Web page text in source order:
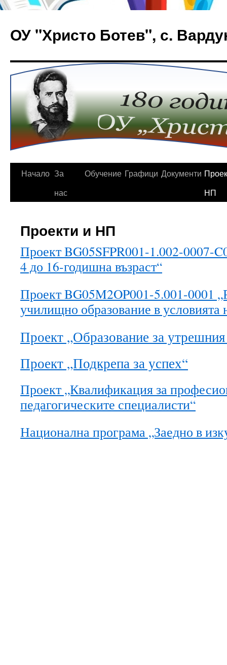
ОУ "Христо Ботев", с.
Начало За
нас
Обучение Графици Документи
НП
Проекти и НП
Проект BG05SFPR001-1.002-0007-
4 до 16-годишна възраст“
Проект BG05M2OP001-5.001-0001
училищно образование в условията
Проект „Образование за
Проект „Подкрепа за успех“
Проект „Квалификация за
педагогическите специалисти“
Национална програма „Заедно в